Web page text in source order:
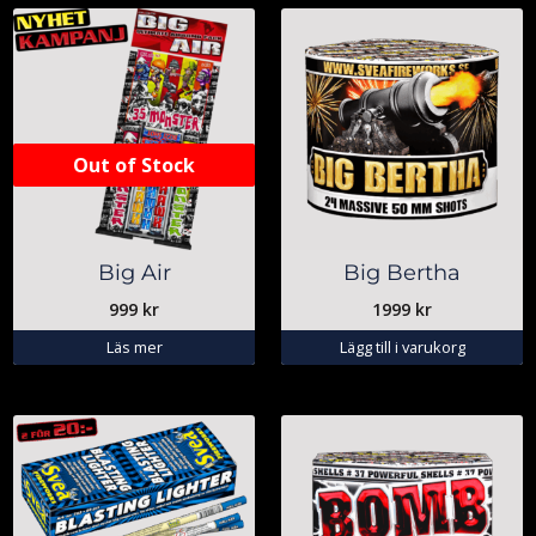
Out of Stock
Big Air
999 kr
Läs mer
Big Bertha
1999 kr
Lägg till i varukorg